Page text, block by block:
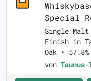
Special
Single
Finish in
Oak •
von